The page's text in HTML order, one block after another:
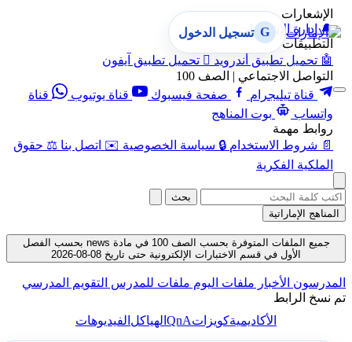
الإشعارات
🔔 إدارة الإشعارات
التطبيقات
🤖 تحميل تطبيق أندرويد  تحميل تطبيق آيفون
التواصل الاجتماعي | الصف 100
قناة تيليجرام
صفحة فيسبوك قناة يوتيوب
قناة
واتساب
بوت المناهج
روابط مهمة
📄 شروط الاستخدام 🔒 سياسة الخصوصية ✉️ اتصل بنا ⚖️ حقوق
الملكية الفكرية
G تسجيل الدخول
بحث
المناهج الإماراتية
جميع الملفات المتوفرة بحسب الصف 100 في مادة news بحسب الفصل
الأول في قسم الاختبارات الإلكترونية حتى تاريخ 08-08-2026
المدرسون الأخبار ملفات اليوم ملفات للمدرس التقويم المدرسي
تم نسخ الرابط
الأكاديميةكويزاتQnAالهياكلالفيديوهات